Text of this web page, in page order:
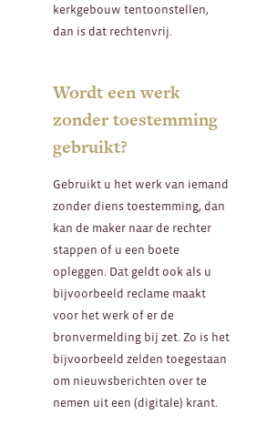
kerkgebouw tentoonstellen,
dan is dat rechtenvrij.
Wordt een werk
zonder toestemming
gebruikt?
Gebruikt u het werk van iemand
zonder diens toestemming, dan
kan de maker naar de rechter
stappen of u een boete
opleggen. Dat geldt ook als u
bijvoorbeeld reclame maakt
voor het werk of er de
bronvermelding bij zet. Zo is het
bijvoorbeeld zelden toegestaan
om nieuwsberichten over te
nemen uit een (digitale) krant.